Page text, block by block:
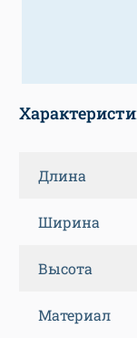
Длина
Ширина
Высота
Материал